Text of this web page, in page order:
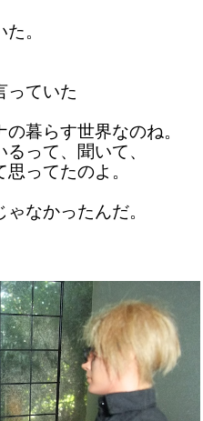
。
っていた
暮らす世界なのね。
って、聞いて、
ってたのよ。
なかったんだ。